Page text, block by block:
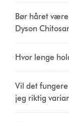
Bør håret
Dyson
Hvor lenge
Vil det
jeg riktig